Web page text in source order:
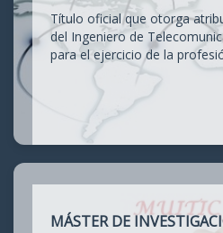
Título oficial que otorga
del Ingeniero de
para el ejercicio de la
MÁSTER DE